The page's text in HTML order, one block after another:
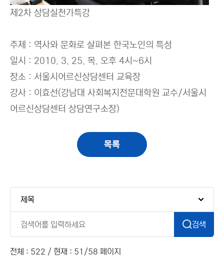
제2차 상담실천가특강
주제 : 역사와 문화로 살펴본 한국노인의 특성
일시 : 2010. 3. 25. 목. 오후 4시~6시
장소 : 서울시어르신상담센터 교육장
강사 : 이효선(강남대 사회복지전문대학원 교수/서울시
어르신상담센터 상담연구소장)
목록
검색
전체 : 522 / 현재 : 51/58 페이지